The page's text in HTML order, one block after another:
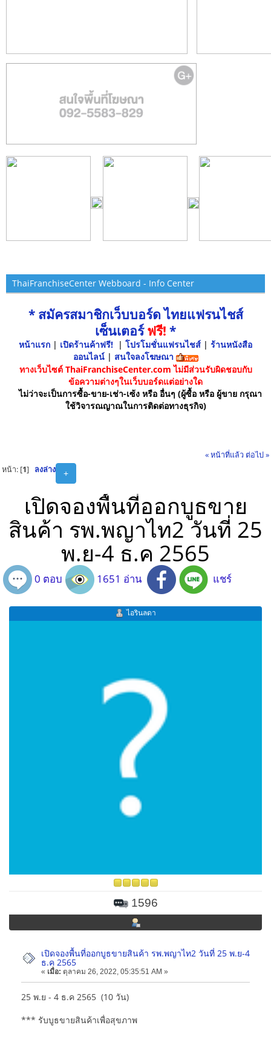
ThaiFranchiseCenter Webboard - Info Center
* สมัครสมาชิกเว็บบอร์ด ไทยแฟรนไชส์
เซ็นเตอร์ฟรี! *
หน้าแรก | เปิดร้านค้าฟรี! | โปรโมชั่นแฟรนไชส์ | ร้านหนังสือ
ออนไลน์ | สนใจลงโฆษณา
ทางเว็บไซต์ ThaiFranchiseCenter.com ไม่มีส่วนรับผิดชอบกับ
ข้อความต่างๆในเว็บบอร์ดแต่อย่างใด
ไม่ว่าจะเป็นการซื้อ-ขาย-เช่า-เซ้ง หรือ อื่นๆ (ผู้ซื้อ หรือ ผู้ขาย กรุณา
ใช้วิจารณญาณในการติดต่อทางธุรกิจ)
« หน้าที่แล้ว ต่อไป »
+
หน้า: [1] ลงล่าง
เปิดจองพื้นที่ออกบูธขาย
สินค้า รพ.พญาไท2 วันที่ 25
พ.ย-4 ธ.ค 2565
0 ตอบ 1651 อ่าน แชร์
ไอรินลดา
1596
เปิดจองพื้นที่ออกบูธขายสินค้า รพ.พญาไท2 วันที่ 25 พ.ย-4
ธ.ค 2565
« เมื่อ: ตุลาคม 26, 2022, 05:35:51 AM »
25 พ.ย - 4 ธ.ค 2565 (10 วัน)
*** รับบูธขายสินค้าเพื่อสุขภาพ